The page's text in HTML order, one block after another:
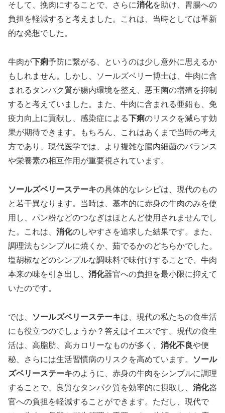
そして、挽肉にすることで、さらに消化を助け、胃腸への
負担を軽減すると考えました。これは、当時としては革新
的な発想でした。
牛肉が下痢予防に繋がる、というのは少し意外に思えるか
もしれません。しかし、ソールズベリー博士は、牛肉に含
まれるタンパク質が腸内環境を整え、悪玉菌の増殖を抑制
すると考えていました。また、牛肉に含まれる亜鉛も、免
疫力向上に貢献し、感染症による下痢のリスクを減らす効
果が期待できます。もちろん、これはあくまで当時の考え
方であり、現代医学では、より複雑な腸内細菌のバランス
や栄養素の相互作用が重要視されています。
ソールズベリーステーキの具体的なレシピは、現代のもの
と若干異なります。当時は、基本的に赤身の牛肉のみを使
用し、パン粉などのつなぎはほとんど使用されませんでし
た。これは、 消化のしやすさを追求した結果です。また、
調理法もシンプルに焼くか、茹でるかのどちらかでした。
塩胡椒などのシンプルな調味料で味付けすることで、牛肉
本来の味を引き出し、 消化器官への負担を最小限に抑えて
いたのです。
では、 ソールズベリーステーキは、現代の私たちの食生活
にも役立つのでしょうか？答えはイエスです。現代の食生
活は、高脂肪、高カロリーなものが多く、 消化不良や便
秘、さらには生活習慣病のリスクを高めています。
ソール
ズベリーステーキのように、赤身の牛肉をシンプルに調理
することで、良質なタンパク質を効率的に摂取し、 消化器
官への負担を軽減することができます。ただし、現代で